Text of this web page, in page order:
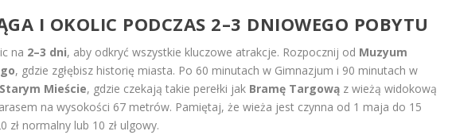
I OKOLIC PODCZAS 2–3 DNIOWEGO POBYTU
na 2–3 dni, aby odkryć wszystkie kluczowe atrakcje. Rozpocznij od Muzyum
, gdzie zgłębisz historię miasta. Po 60 minutach w Gimnazjum i 90 minutach w
Starym Mieście, gdzie czekają takie perełki jak Bramę Targową z wieżą widokową
na wysokości 67 metrów. Pamiętaj, że wieża jest czynna od 1 maja do 15
zł normalny lub 10 zł ulgowy.